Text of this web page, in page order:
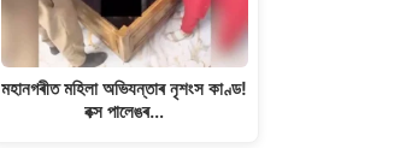
মহানগৰীত মহিলা অভিযন্তাৰ নৃশংস কাণ্ড!
বক্স পালেঙৰ…